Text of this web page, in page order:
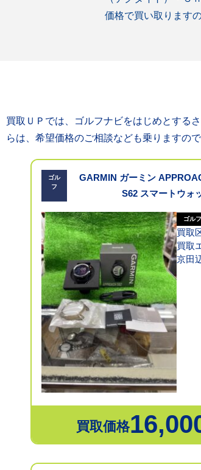
価格で買い取ります
買取ＵＰでは、ゴルフナビをはじめとする
らは、希望価格のご相談なども乗りますの
ゴル
フ
GARMIN ガーミン
S62 スマートウォ
ゴル
買取
買取
京田
買取価格